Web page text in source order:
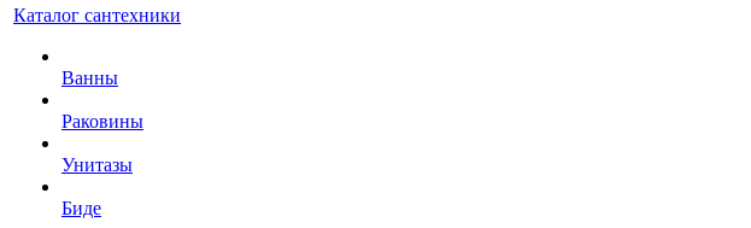
Каталог сантехники
Ванны
Раковины
Унитазы
Биде